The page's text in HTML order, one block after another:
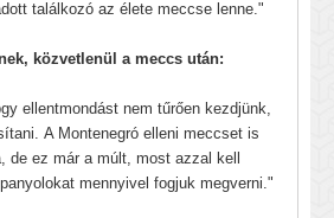
találkozó az élete meccse lenne."
közvetlenül a meccs után:
ellentmondást nem tűrően kezdjünk,
A Montenegró elleni meccset is
de ez már a múlt, most azzal kell
mennyivel fogjuk megverni."